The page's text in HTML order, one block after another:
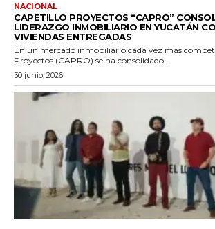
NACIONAL
CAPETILLO PROYECTOS “CAPRO”
LIDERAZGO INMOBILIARIO EN YUCATÁN
VIVIENDAS ENTREGADAS
En un mercado inmobiliario cada vez más
Proyectos (CAPRO) se ha consolidado...
30 junio, 2026